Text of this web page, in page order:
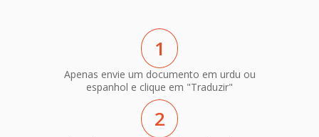
1
Apenas envie um documento em urdu ou
espanhol e clique em "Traduzir"
2